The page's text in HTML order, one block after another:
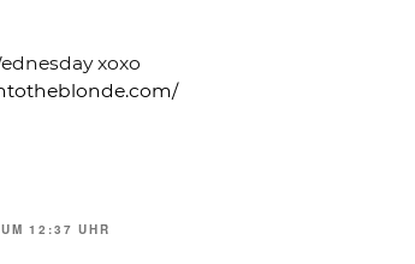
xoxo
12:37 UHR